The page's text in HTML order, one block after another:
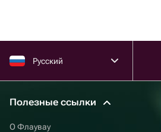
Русский
Полезные ссылки
О Флаувау